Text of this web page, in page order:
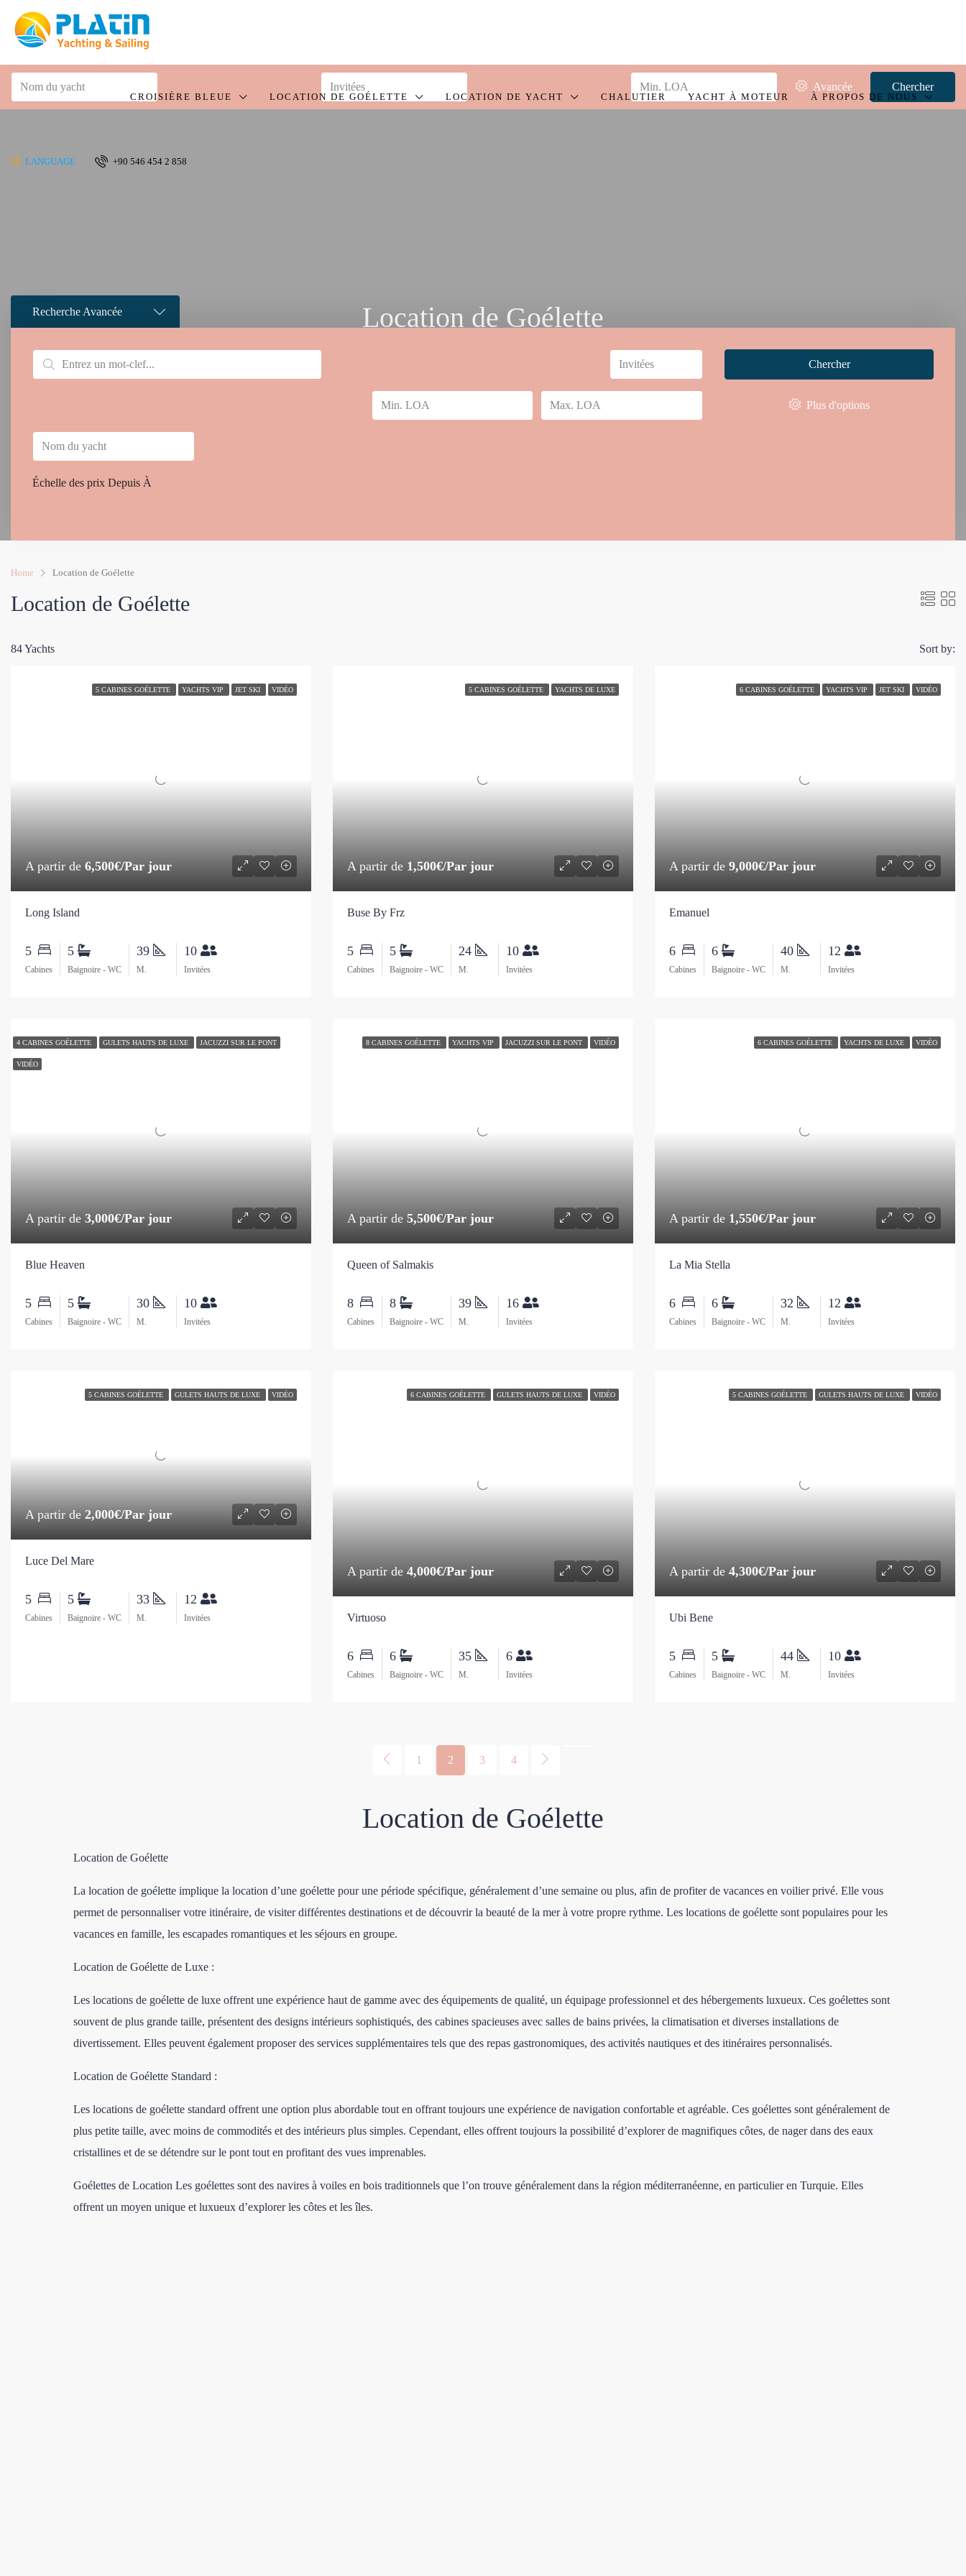
CROISIÈRE BLEUE LOCATION DE GOÉLETTE LOCATION DE YACHT CHALUTIER YACHT À MOTEUR À PROPOS DE NOUS
LANGUAGE +90 546 454 2 858
Avancée Chercher
Location de Goélette
Recherche Avancée
Échelle des prix Depuis À
Chercher
Plus d'options
Home Location de Goélette
Location de Goélette
84 Yachts Sort by:
5 CABINES GOÉLETTE YACHTS VIP JET SKI VIDÉO
A partir de 6,500€/Par jour
Long Island
5
Cabines
5
Baignoire - WC
39
M.
10
Invitées
5 CABINES GOÉLETTE YACHTS DE LUXE
A partir de 1,500€/Par jour
Buse By Frz
5
Cabines
5
Baignoire - WC
24
M.
10
Invitées
6 CABINES GOÉLETTE YACHTS VIP JET SKI VIDÉO
A partir de 9,000€/Par jour
Emanuel
6
Cabines
6
Baignoire - WC
40
M.
12
Invitées
4 CABINES GOÉLETTE GULETS HAUTS DE LUXE JACUZZI SUR LE PONT
VIDÉO
A partir de 3,000€/Par jour
Blue Heaven
5
Cabines
5
Baignoire - WC
30
M.
10
Invitées
8 CABINES GOÉLETTE YACHTS VIP JACUZZI SUR LE PONT VIDÉO
A partir de 5,500€/Par jour
Queen of Salmakis
8
Cabines
8
Baignoire - WC
39
M.
16
Invitées
6 CABINES GOÉLETTE YACHTS DE LUXE VIDÉO
A partir de 1,550€/Par jour
La Mia Stella
6
Cabines
6
Baignoire - WC
32
M.
12
Invitées
5 CABINES GOÉLETTE GULETS HAUTS DE LUXE VIDÉO
A partir de 2,000€/Par jour
Luce Del Mare
5
Cabines
5
Baignoire - WC
33
M.
12
Invitées
6 CABINES GOÉLETTE GULETS HAUTS DE LUXE VIDÉO
A partir de 4,000€/Par jour
Virtuoso
6
Cabines
6
Baignoire - WC
35
M.
6
Invitées
5 CABINES GOÉLETTE GULETS HAUTS DE LUXE VIDÉO
A partir de 4,300€/Par jour
Ubi Bene
5
Cabines
5
Baignoire - WC
44
M.
10
Invitées
1 2 3 4
Location de Goélette
Location de Goélette
La location de goélette implique la location d’une goélette pour une période spécifique, généralement d’une semaine ou plus, afin de profiter de vacances en voilier privé. Elle vous
permet de personnaliser votre itinéraire, de visiter différentes destinations et de découvrir la beauté de la mer à votre propre rythme. Les locations de goélette sont populaires pour les
vacances en famille, les escapades romantiques et les séjours en groupe.
Location de Goélette de Luxe :
Les locations de goélette de luxe offrent une expérience haut de gamme avec des équipements de qualité, un équipage professionnel et des hébergements luxueux. Ces goélettes sont
souvent de plus grande taille, présentent des designs intérieurs sophistiqués, des cabines spacieuses avec salles de bains privées, la climatisation et diverses installations de
divertissement. Elles peuvent également proposer des services supplémentaires tels que des repas gastronomiques, des activités nautiques et des itinéraires personnalisés.
Location de Goélette Standard :
Les locations de goélette standard offrent une option plus abordable tout en offrant toujours une expérience de navigation confortable et agréable. Ces goélettes sont généralement de
plus petite taille, avec moins de commodités et des intérieurs plus simples. Cependant, elles offrent toujours la possibilité d’explorer de magnifiques côtes, de nager dans des eaux
cristallines et de se détendre sur le pont tout en profitant des vues imprenables.
Goélettes de Location Les goélettes sont des navires à voiles en bois traditionnels que l’on trouve généralement dans la région méditerranéenne, en particulier en Turquie. Elles
offrent un moyen unique et luxueux d’explorer les côtes et les îles.